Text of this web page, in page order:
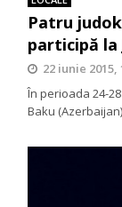
Patru
participă la
22 iunie 2015,
În perioada 24-
Baku